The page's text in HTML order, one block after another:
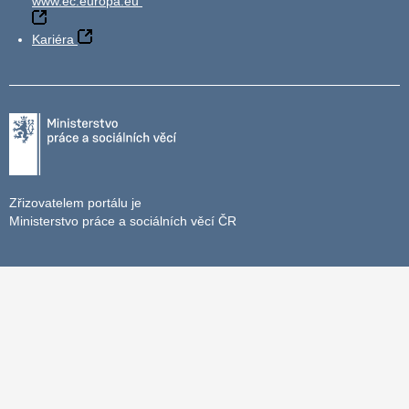
Kariéra
Zřizovatelem portálu je
Ministerstvo práce a sociálních věcí ČR